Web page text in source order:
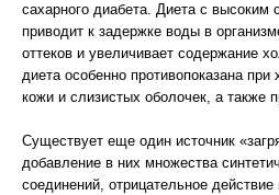
сахарного диабета. Диета с высоким
приводит к задержке воды в
оттеков и увеличивает содержание
диета особенно противопоказана при
кожи и слизистых оболочек, а также
Существует еще один источник
добавление в них множества
соединений, отрицательное действие